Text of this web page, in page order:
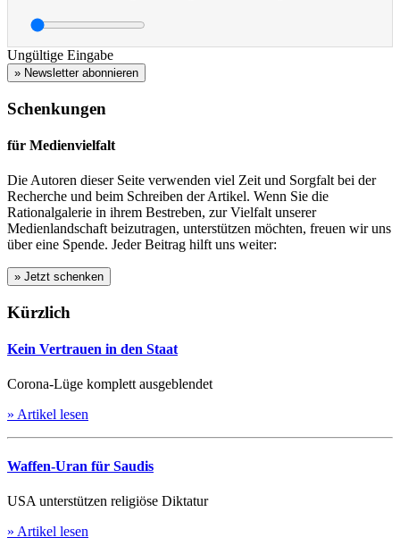
Ungültige Eingabe
» Newsletter abonnieren
Schenkungen
für Medienvielfalt
Die Autoren dieser Seite verwenden viel Zeit und Sorgfalt bei der
Recherche und beim Schreiben der Artikel. Wenn Sie die
Rationalgalerie in ihrem Bestreben, zur Vielfalt unserer
Medienlandschaft beizutragen, unterstützen möchten, freuen wir uns
über eine Spende. Jeder Beitrag hilft uns weiter:
Kürzlich
Kein Vertrauen in den Staat
Corona-Lüge komplett ausgeblendet
» Artikel lesen
Waffen-Uran für Saudis
USA unterstützen religiöse Diktatur
» Artikel lesen